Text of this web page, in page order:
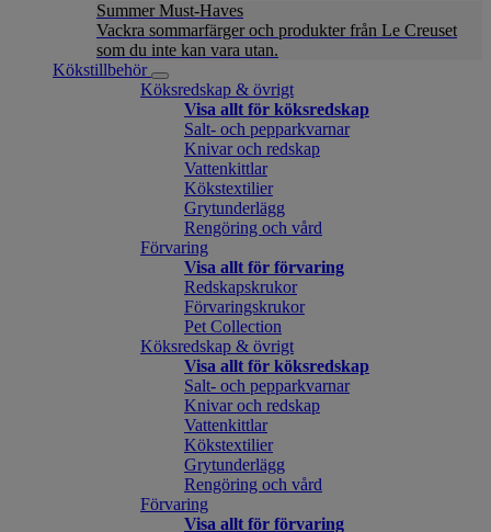
Summer Must-Haves
Vackra sommarfärger och produkter från Le Creuset
som du inte kan vara utan.
Kökstillbehör
Köksredskap & övrigt
Visa allt för köksredskap
Salt- och pepparkvarnar
Knivar och redskap
Vattenkittlar
Kökstextilier
Grytunderlägg
Rengöring och vård
Förvaring
Visa allt för förvaring
Redskapskrukor
Förvaringskrukor
Pet Collection
Köksredskap & övrigt
Visa allt för köksredskap
Salt- och pepparkvarnar
Knivar och redskap
Vattenkittlar
Kökstextilier
Grytunderlägg
Rengöring och vård
Förvaring
Visa allt för förvaring